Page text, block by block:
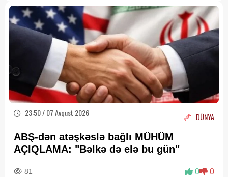
23:50 / 07 Avqust 2026 DÜNYA
ABŞ-dən atəşkəslə bağlı MÜHÜM
AÇIQLAMA: "Bəlkə də elə bu gün"
81 0 0